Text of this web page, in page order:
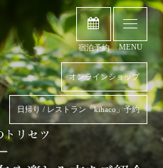
オンラインショップ
日帰り / レストラン「kihaco」予約
宿泊予約 MENU